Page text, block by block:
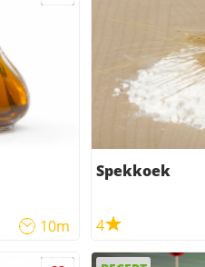
10m
Spekkoek
4